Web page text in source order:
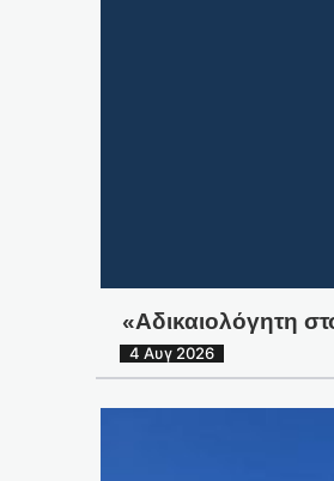
«Αδικαιολόγητη
4 Αυγ 2026